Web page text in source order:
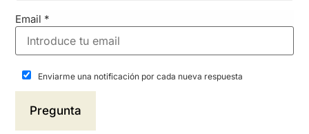
Email *
Enviarme una notificación por cada nueva respuesta